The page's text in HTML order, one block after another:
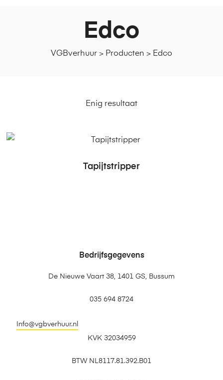
VGBverhuur > Producten > Edco
Edco
Enig resultaat
Tapijtstripper
Bedrijfsgegevens
De Nieuwe Vaart 38, 1401 GS, Bussum
035 694 8724
Info@vgbverhuur.nl
KVK 32034959
BTW NL8117.81.392.B01